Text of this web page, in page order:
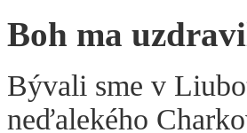
Boh ma
Bývali sme v
neďalekého